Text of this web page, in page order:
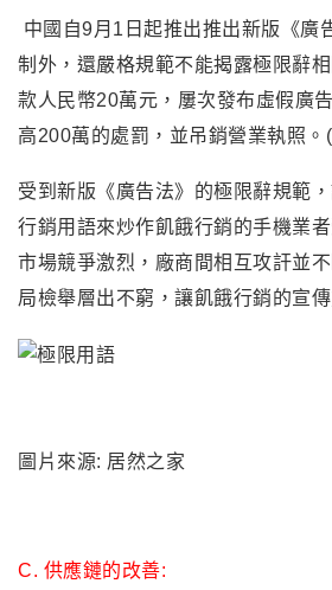
中國自9月1日起推出推出新版《廣
制外 ， 還嚴格規範不能揭露極限辭
款人民幣20萬元 ， 屢次發布虛假廣
高200萬的處罰，並吊銷營業執照。
受到新版 《廣告法》的極限辭規範
行銷用語來炒作飢餓行銷的手機業
市場競爭激烈 ， 廠商間相互攻訐並
局檢舉層出不窮 ， 讓飢餓行銷的宣
圖片來源: 居然之家
C. 供應鏈的改善: